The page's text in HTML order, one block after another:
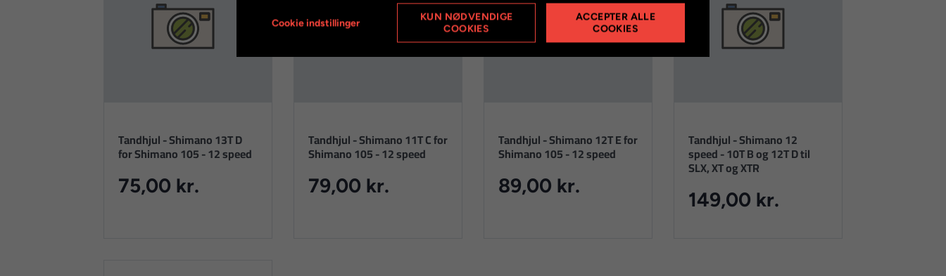
Tandhjul - Shimano 13T D
for Shimano 105 - 12 speed
75,00 kr.
Tandhjul - Shimano 11T C for
Shimano 105 - 12 speed
79,00 kr.
Tandhjul - Shimano 12T E for
Shimano 105 - 12 speed
89,00 kr.
Tandhjul - Shimano 12
speed - 10T B og 12T D til
SLX, XT og XTR
149,00 kr.
Cookie indstillinger
KUN NØDVENDIGE
COOKIES
ACCEPTER ALLE
COOKIES